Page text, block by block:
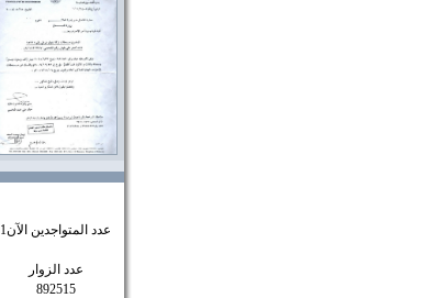
عدد المتواجدين الآن1
عدد الزوار
892515